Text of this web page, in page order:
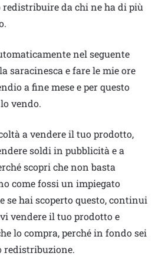
redistribuire da chi ne ha di più
nel seguente
saracinesca e fare le mie ore
a fine mese e per questo
vendo.
a vendere il tuo prodotto,
soldi in pubblicità e a
scopri che non basta
come fossi un impiegato
se hai scoperto questo, continui
vendere il tuo prodotto e
lo compra, perché in fondo sei
redistribuzione.